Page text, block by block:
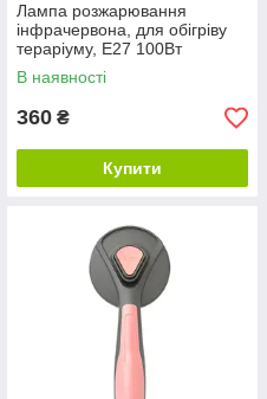
Лампа розжарювання
інфрачервона, для обігріву
тераріуму, E27 100Вт
В наявності
360 ₴
Купити